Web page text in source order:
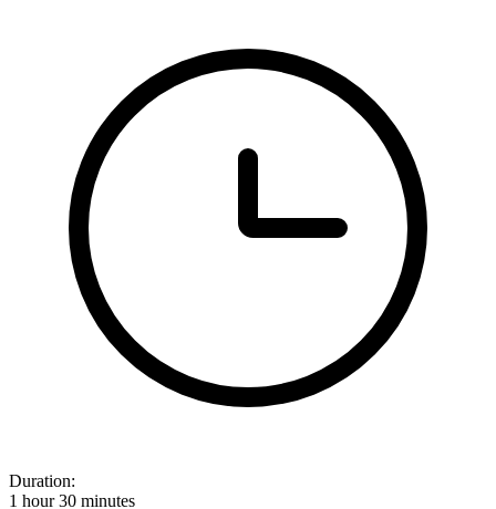
Duration:
1 hour 30 minutes